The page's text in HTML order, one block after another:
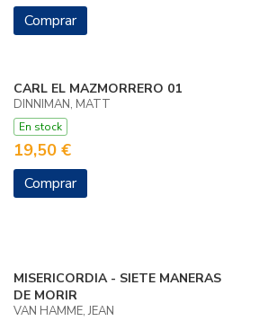
Comprar
CARL EL MAZMORRERO 01
DINNIMAN, MATT
En stock
19,50 €
Comprar
MISERICORDIA - SIETE MANERAS
DE MORIR
VAN HAMME, JEAN